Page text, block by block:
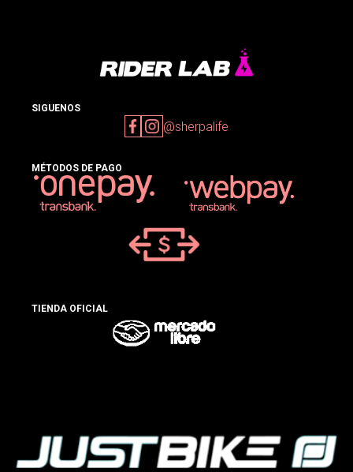
SIGUENOS
@sherpalife
MÉTODOS DE PAGO
TIENDA OFICIAL